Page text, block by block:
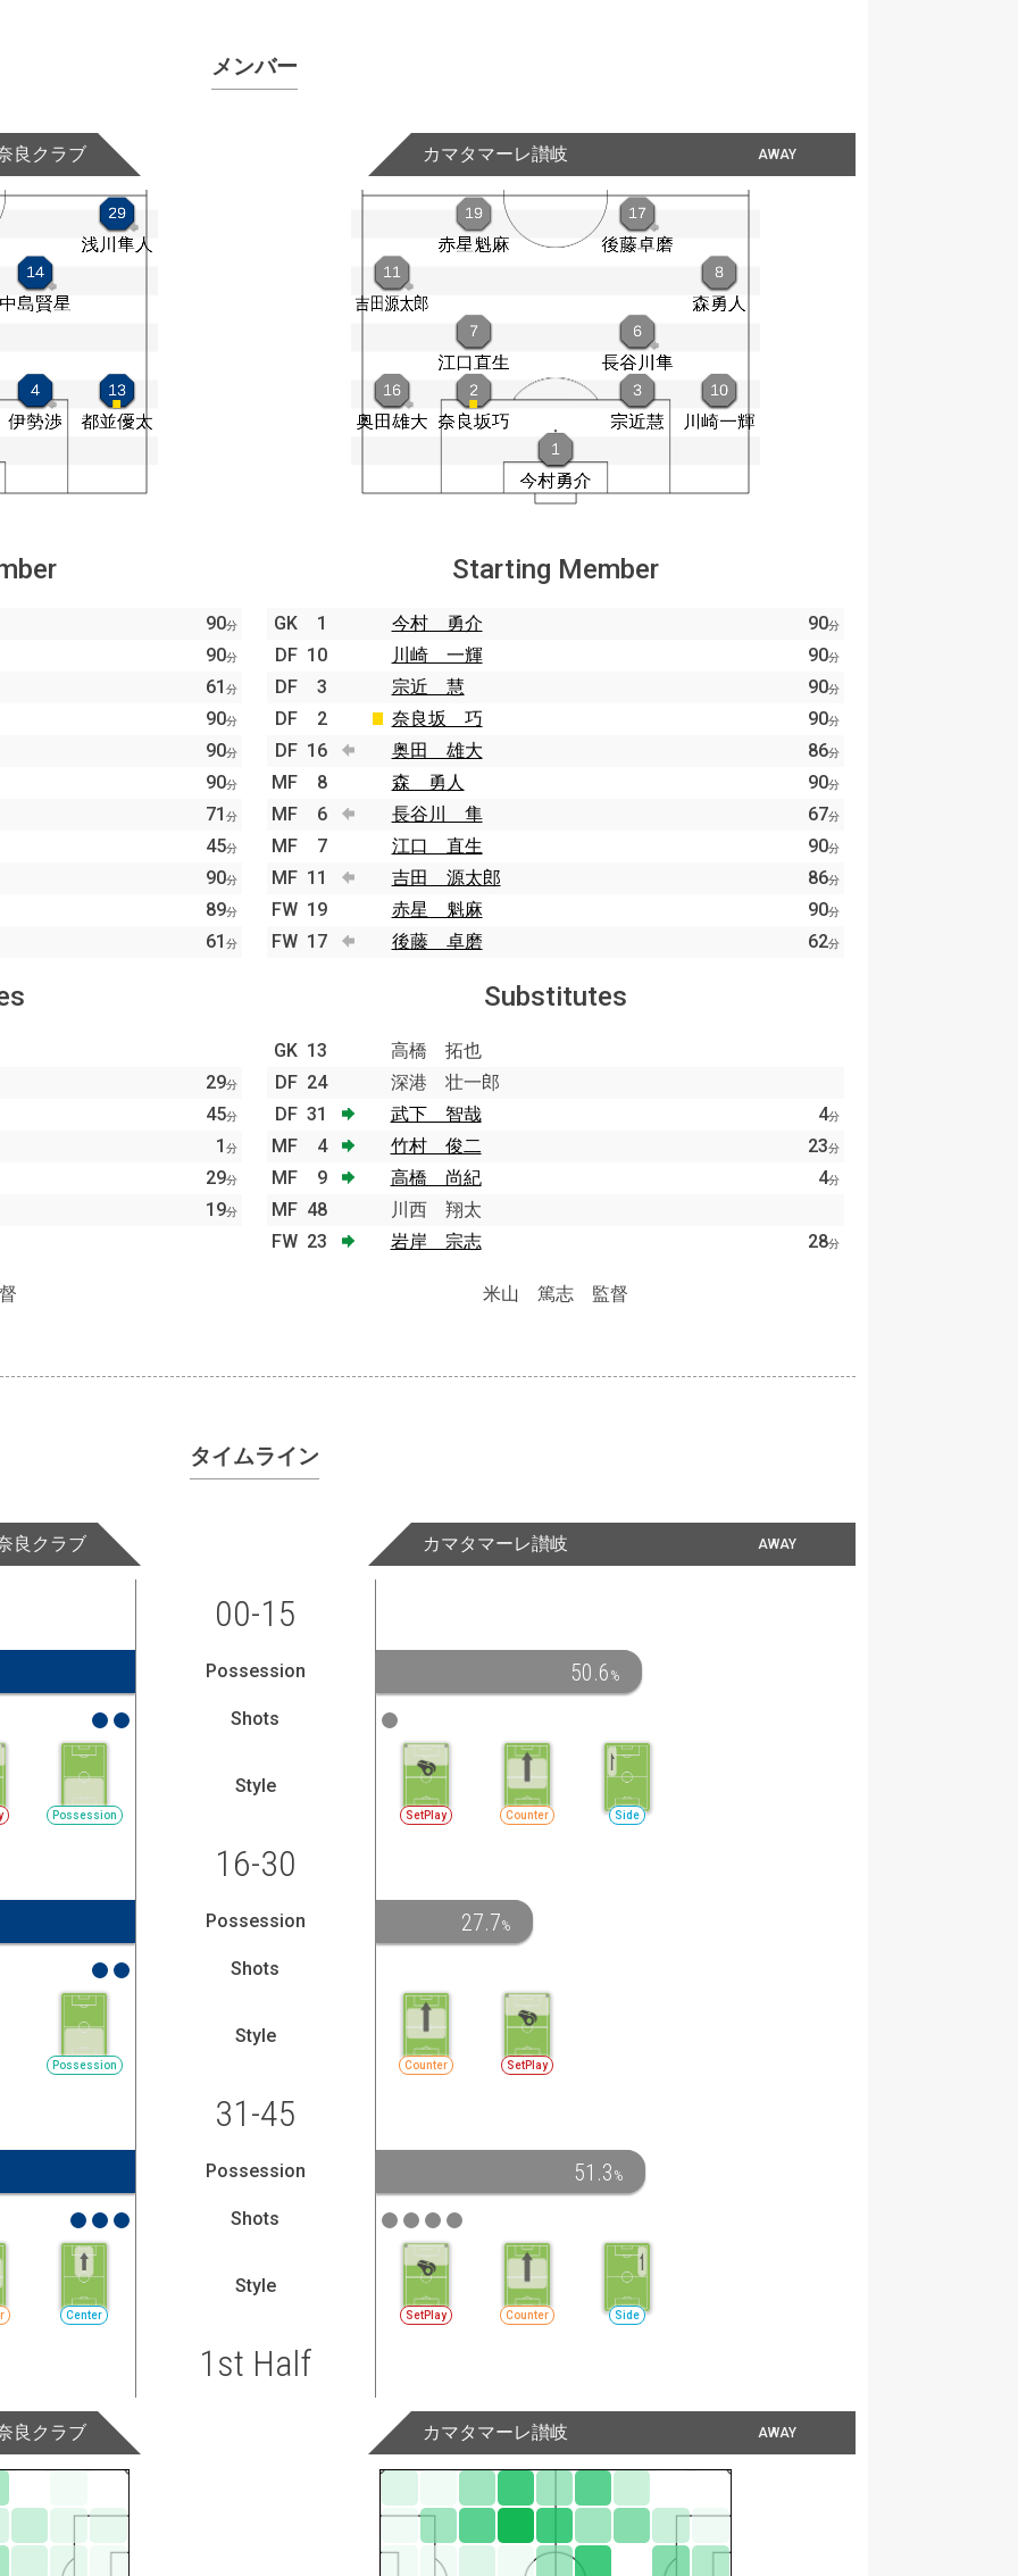
メンバー
良クラブ AWAY
カマタマーレ讃岐
90分
90分
61分
90分
90分
90分
71分
45分
90分
89分
61分
29分
45分
1分
29分
19分
Starting Member
GK 1 今村 勇介 90分
DF 10 川崎 一輝 90分
DF 3 宗近 慧 90分
DF 2 奈良坂 巧 90分
DF 16 奥田 雄大 86分
MF 8 森 勇人 90分
MF 6 長谷川 隼 67分
MF 7 江口 直生 90分
MF 11 吉田 源太郎 86分
FW 19 赤星 魁麻 90分
FW 17 後藤 卓磨 62分
Substitutes
GK 13
高橋 拓也
DF 24
深港 壮一郎
DF 31 武下 智哉 4分
MF 4 竹村 俊二 23分
MF 9 高橋 尚紀 4分
MF 48
川西 翔太
FW 23 岩岸 宗志 28分
米山 篤志 監督
タイムライン
良クラブ AWAY
カマタマーレ讃岐
00-15
Possession 50.6 %
Shots
Possession
Style
SetPlay Counter Side
16-30
Possession 27.7%
Shots
Possession
Style
Counter SetPlay
31-45
Possession 51.3 %
Shots
Center
Style
SetPlay Counter Side
1st Half
良クラブ AWAY
カマタマーレ讃岐